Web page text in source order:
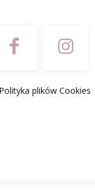
plików Cookies